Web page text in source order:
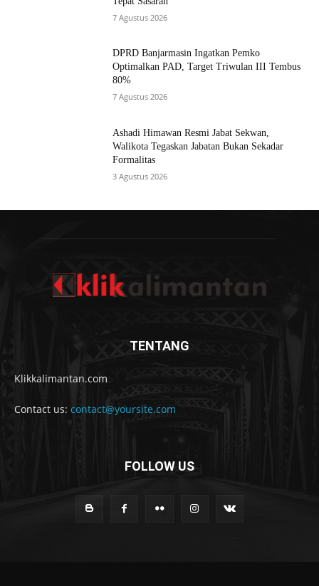
7 Agustus 2026
DPRD Banjarmasin Ingatkan Pemko
Optimalkan PAD, Target Triwulan III Tembus
80%
7 Agustus 2026
Ashadi Himawan Resmi Jabat Sekwan,
Walikota Tegaskan Jabatan Bukan Sekadar
Formalitas
3 Agustus 2026
TENTANG
Klikkalimantan.com
Contact us: contact@yoursite.com
FOLLOW US